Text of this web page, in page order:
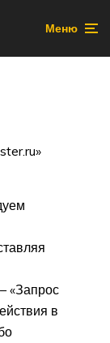
Меню
«Запрос
в